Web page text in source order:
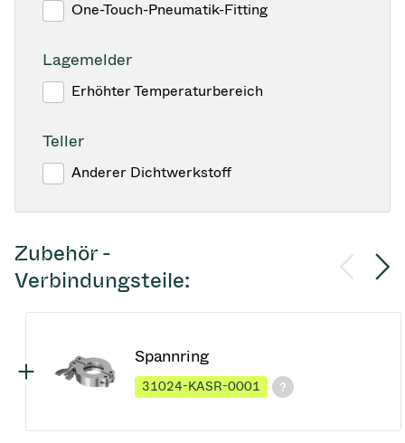
One-Touch-Pneumatik-Fitting
Lagemelder
Erhöhter Temperaturbereich
Teller
Anderer Dichtwerkstoff
Zubehör -
Verbindungsteile:
Spannring
31024-KASR-0001